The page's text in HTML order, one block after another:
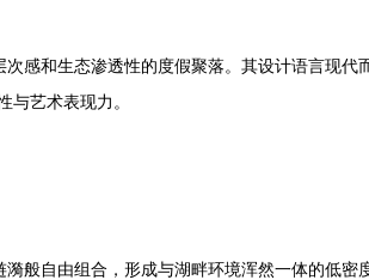
感和生态渗透性的度假聚落。其设计语言现
艺术表现力。
般自由组合，形成与湖畔环境浑然一体的低